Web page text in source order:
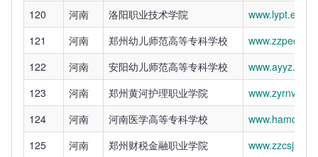
120
河南 洛阳职业技术学院
121
河南 郑州幼儿师范高等专科学校
122
河南 安阳幼儿师范高等专科学校
123
河南 郑州黄河护理职业学院
124
河南 河南医学高等专科学校
125
河南 郑州财税金融职业学院